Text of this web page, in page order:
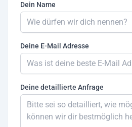
Dein Name
Deine E-Mail Adresse
Deine detaillierte Anfrage